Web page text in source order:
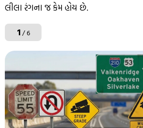
લીલા રંગના જ કેમ હોય છે.
1/ 6